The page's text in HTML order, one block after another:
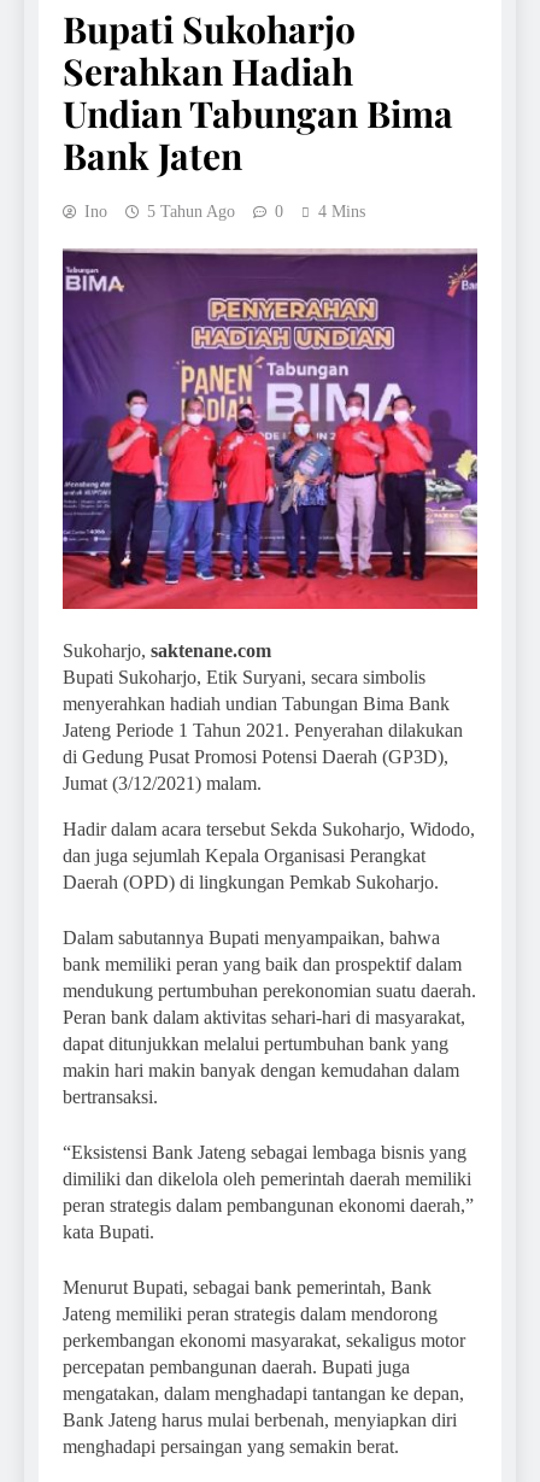
Bupati Sukoharjo
Serahkan Hadiah
Undian Tabungan Bima
Bank Jaten
Ino 5 Tahun Ago 0 4 Mins
Sukoharjo, saktenane.com
Bupati Sukoharjo, Etik Suryani, secara simbolis
menyerahkan hadiah undian Tabungan Bima Bank
Jateng Periode 1 Tahun 2021. Penyerahan dilakukan
di Gedung Pusat Promosi Potensi Daerah (GP3D),
Jumat (3/12/2021) malam.
Hadir dalam acara tersebut Sekda Sukoharjo, Widodo,
dan juga sejumlah Kepala Organisasi Perangkat
Daerah (OPD) di lingkungan Pemkab Sukoharjo.
Dalam sabutannya Bupati menyampaikan, bahwa
bank memiliki peran yang baik dan prospektif dalam
mendukung pertumbuhan perekonomian suatu daerah.
Peran bank dalam aktivitas sehari-hari di masyarakat,
dapat ditunjukkan melalui pertumbuhan bank yang
makin hari makin banyak dengan kemudahan dalam
bertransaksi.
“Eksistensi Bank Jateng sebagai lembaga bisnis yang
dimiliki dan dikelola oleh pemerintah daerah memiliki
peran strategis dalam pembangunan ekonomi daerah,”
kata Bupati.
Menurut Bupati, sebagai bank pemerintah, Bank
Jateng memiliki peran strategis dalam mendorong
perkembangan ekonomi masyarakat, sekaligus motor
percepatan pembangunan daerah. Bupati juga
mengatakan, dalam menghadapi tantangan ke depan,
Bank Jateng harus mulai berbenah, menyiapkan diri
menghadapi persaingan yang semakin berat.